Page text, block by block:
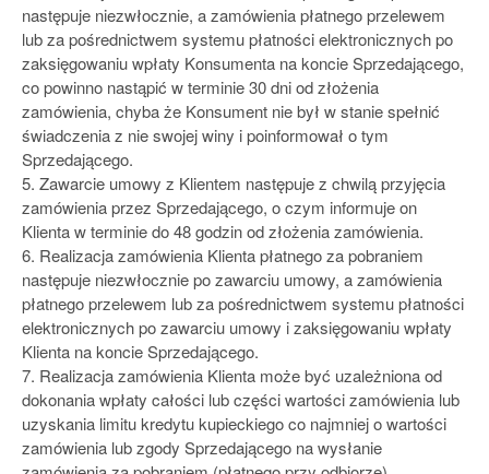
następuje niezwłocznie, a zamówienia płatnego przelewem
lub za pośrednictwem systemu płatności elektronicznych po
zaksięgowaniu wpłaty Konsumenta na koncie Sprzedającego,
co powinno nastąpić w terminie 30 dni od złożenia
zamówienia, chyba że Konsument nie był w stanie spełnić
świadczenia z nie swojej winy i poinformował o tym
Sprzedającego.
5. Zawarcie umowy z Klientem następuje z chwilą przyjęcia
zamówienia przez Sprzedającego, o czym informuje on
Klienta w terminie do 48 godzin od złożenia zamówienia.
6. Realizacja zamówienia Klienta płatnego za pobraniem
następuje niezwłocznie po zawarciu umowy, a zamówienia
płatnego przelewem lub za pośrednictwem systemu płatności
elektronicznych po zawarciu umowy i zaksięgowaniu wpłaty
Klienta na koncie Sprzedającego.
7. Realizacja zamówienia Klienta może być uzależniona od
dokonania wpłaty całości lub części wartości zamówienia lub
uzyskania limitu kredytu kupieckiego co najmniej o wartości
zamówienia lub zgody Sprzedającego na wysłanie